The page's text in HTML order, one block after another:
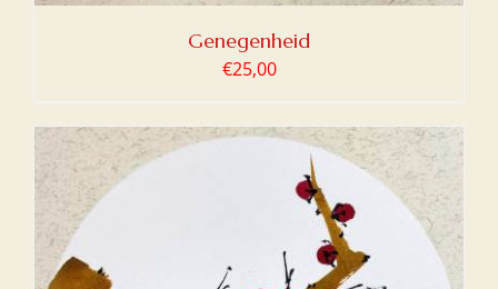
Genegenheid
€25,00